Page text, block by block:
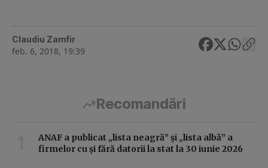
feb. 6, 2018, 19:39
Claudiu Zamfir
Recomandări
ANAF a publicat „lista neagră” și „lista albă” a
firmelor cu și fără datorii la stat la 30 iunie 2026